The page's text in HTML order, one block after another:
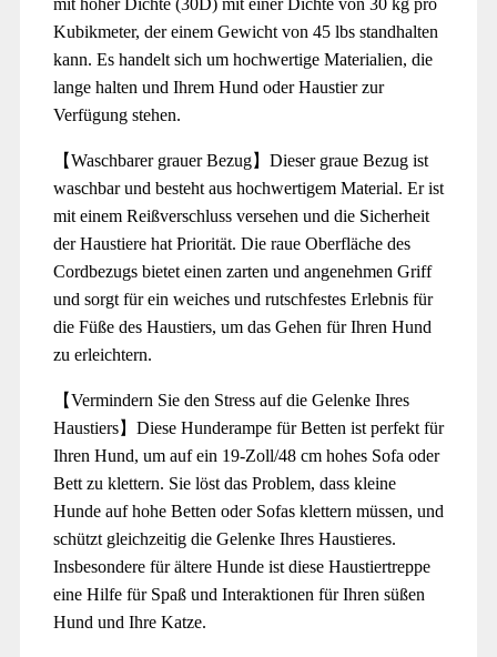
mit hoher Dichte (30D) mit einer Dichte von 30 kg pro
Kubikmeter, der einem Gewicht von 45 lbs standhalten
kann. Es handelt sich um hochwertige Materialien, die
lange halten und Ihrem Hund oder Haustier zur
Verfügung stehen.
【Waschbarer grauer Bezug】Dieser graue Bezug ist
waschbar und besteht aus hochwertigem Material. Er ist
mit einem Reißverschluss versehen und die Sicherheit
der Haustiere hat Priorität. Die raue Oberfläche des
Cordbezugs bietet einen zarten und angenehmen Griff
und sorgt für ein weiches und rutschfestes Erlebnis für
die Füße des Haustiers, um das Gehen für Ihren Hund
zu erleichtern.
【Vermindern Sie den Stress auf die Gelenke Ihres
Haustiers】Diese Hunderampe für Betten ist perfekt für
Ihren Hund, um auf ein 19-Zoll/48 cm hohes Sofa oder
Bett zu klettern. Sie löst das Problem, dass kleine
Hunde auf hohe Betten oder Sofas klettern müssen, und
schützt gleichzeitig die Gelenke Ihres Haustieres.
Insbesondere für ältere Hunde ist diese Haustiertreppe
eine Hilfe für Spaß und Interaktionen für Ihren süßen
Hund und Ihre Katze.